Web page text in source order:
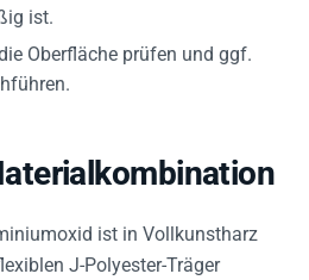
ist.
Oberfläche prüfen und ggf.
ist in Vollkunstharz
J-Polyester-Träger